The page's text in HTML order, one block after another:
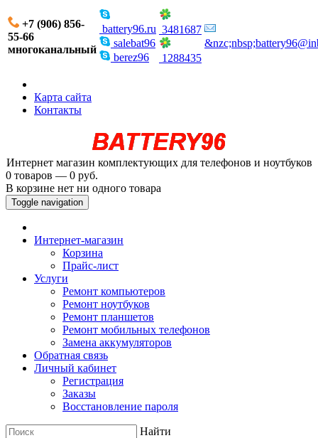
+7 (906) 856-
55-66
многоканальный
battery96.ru
salebat96
berez96
3481687
1288435
Карта сайта
Контакты
Интернет магазин комплектующих для телефонов и ноутбуков
0 товаров — 0 руб.
В корзине нет ни одного товара
Toggle navigation
Интернет-магазин
Корзина
Прайс-лист
Услуги
Ремонт компьютеров
Ремонт ноутбуков
Ремонт планшетов
Ремонт мобильных телефонов
Замена аккумуляторов
Обратная связь
Личный кабинет
Регистрация
Заказы
Восстановление пароля
Найти